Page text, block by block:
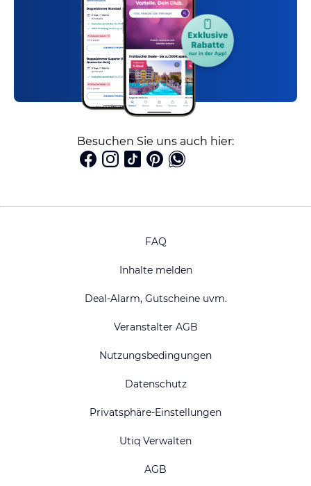
Besuchen Sie uns auch hier:
FAQ
Inhalte melden
Deal-Alarm, Gutscheine uvm.
Veranstalter AGB
Nutzungsbedingungen
Datenschutz
Privatsphäre-Einstellungen
Utiq Verwalten
AGB